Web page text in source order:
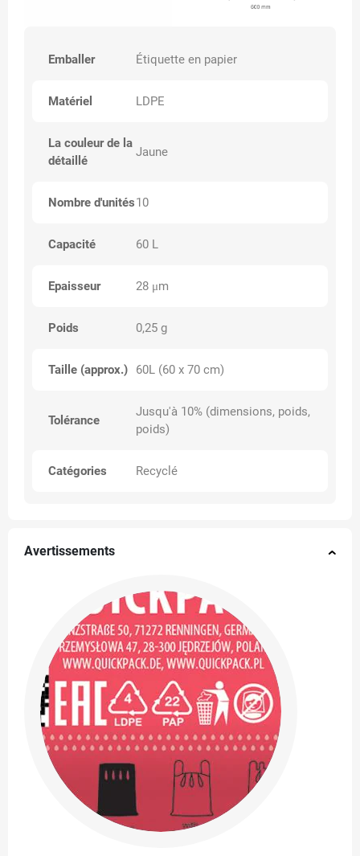
Emballer Étiquette en papier
Matériel LDPE
La couleur de la
détaillé
Jaune
Nombre d'unités10
Capacité 60 L
Epaisseur 28 μm
Poids 0,25 g
Taille (approx.) 60L (60 x 70 cm)
Tolérance
Jusqu'à 10% (dimensions, poids,
poids)
Catégories Recyclé
Avertissements